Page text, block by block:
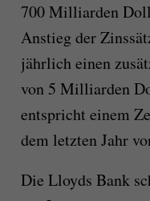
700 Milliarden
Anstieg der
jährlich einen
von 5 Milliarden
entspricht einem
dem letzten Jahr
Die Lloyds Bank